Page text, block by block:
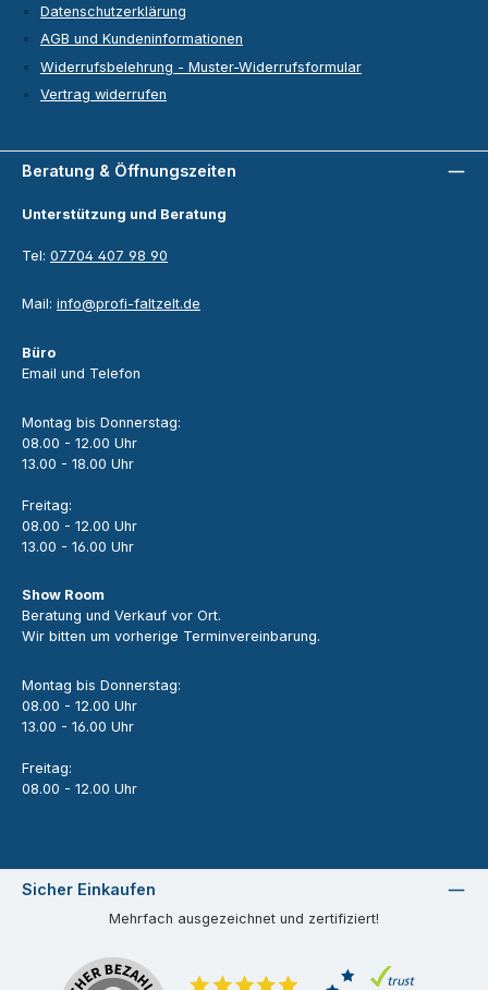
Beratung & Öffnungszeiten
Unterstützung und Beratung
Tel: 07704 407 98 90
Mail: info@profi-faltzelt.de
Büro
Email und Telefon
Montag bis Donnerstag:
08.00 - 12.00 Uhr
13.00 - 18.00 Uhr
Freitag:
08.00 - 12.00 Uhr
13.00 - 16.00 Uhr
Show Room
Beratung und Verkauf vor Ort.
Wir bitten um vorherige Terminvereinbarung.
Montag bis Donnerstag:
08.00 - 12.00 Uhr
13.00 - 16.00 Uhr
Freitag:
08.00 - 12.00 Uhr
Datenschutzerklärung
AGB und Kundeninformationen
Widerrufsbelehrung - Muster-Widerrufsformular
Vertrag widerrufen
Sicher Einkaufen
Mehrfach ausgezeichnet und zertifiziert!